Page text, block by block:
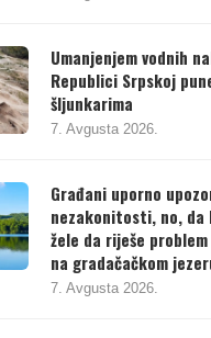
Umanjenjem vodnih
Republici Srpskoj
šljunkarima
7. Avgusta 2026.
Građani uporno
nezakonitosti, no,
žele da riješe
na gradačačkom
7. Avgusta 2026.